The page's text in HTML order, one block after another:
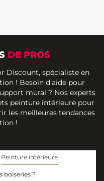
DE PROS
Discount, spécialiste en
! Besoin d'aide pour
mural ? Nos experts
peinture intérieure pour
les meilleures tendances
!
Peinture intérieure
boiseries ?